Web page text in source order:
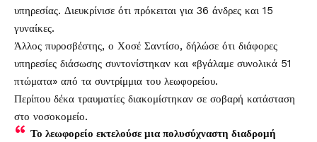
υπηρεσίας. Διευκρίνισε ότι πρόκειται για 36 άνδρες και 15
γυναίκες.
Άλλος πυροσβέστης, ο Χοσέ Σαντίσο, δήλώσε ότι διάφορες
υπηρεσίες διάσωσης συντονίστηκαν και «βγάλαμε συνολικά 51
πτώματα» από τα συντρίμμια του λεωφορείου.
Περίπου δέκα τραυματίες διακομίστηκαν σε σοβαρή κατάσταση
στο νοσοκομείο.
Το λεωφορείο εκτελούσε μια πολυσύχναστη διαδρομή